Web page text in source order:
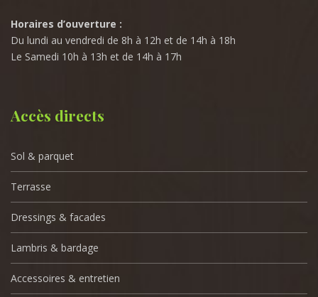
Horaires d’ouverture :
Du lundi au vendredi de 8h à 12h et de 14h à 18h
Le Samedi 10h à 13h et de 14h à 17h
Accès directs
Sol & parquet
Terrasse
Dressings & facades
Lambris & bardage
Accessoires & entretien